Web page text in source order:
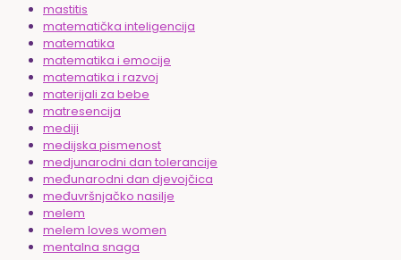
mastitis
matematička inteligencija
matematika
matematika i emocije
matematika i razvoj
materijali za bebe
matresencija
mediji
medijska pismenost
medjunarodni dan tolerancije
međunarodni dan djevojčica
međuvršnjačko nasilje
melem
melem loves women
mentalna snaga